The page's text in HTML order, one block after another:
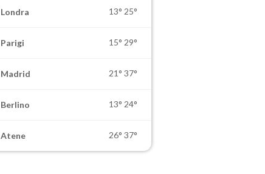
Londra 13° 25°
Parigi 15° 29°
Madrid 21° 37°
Berlino 13° 24°
Atene 26° 37°